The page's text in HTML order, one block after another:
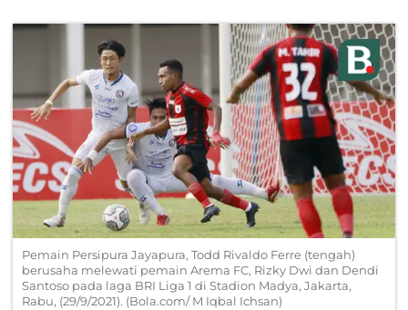
Pemain Persipura Jayapura, Todd Rivaldo Ferre (tengah)
berusaha melewati pemain Arema FC, Rizky Dwi dan Dendi
Santoso pada laga BRI Liga 1 di Stadion Madya, Jakarta,
Rabu, (29/9/2021). (Bola.com/ M Iqbal Ichsan)